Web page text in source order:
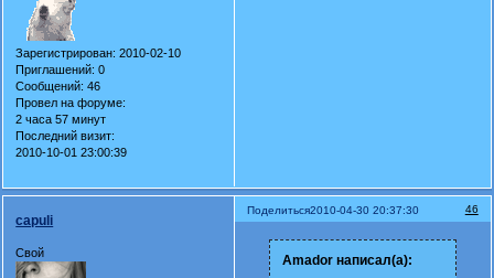
Зарегистрирован: 2010-02-10
Приглашений: 0
Сообщений: 46
Провел на форуме:
2 часа 57 минут
Последний визит:
2010-10-01 23:00:39
Поделиться 46
2010-04-30 20:37:30
capuli
Свой Amador написал(а):